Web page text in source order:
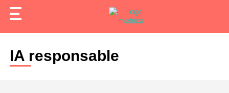
IA responsable